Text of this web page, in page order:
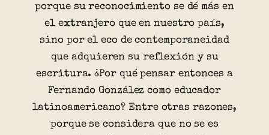
porque su reconocimiento se dé más en
el extranjero que en nuestro país,
sino por el eco de contemporaneidad
que adquieren su reflexión y su
escritura. ¿Por qué pensar entonces a
Fernando González como educador
latinoamericano? Entre otras razones,
porque se considera que no se es